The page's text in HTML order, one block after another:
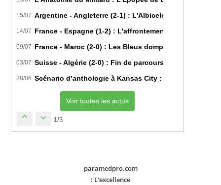
15/07 Argentine - Angleterre (2-1) : L'Albiceleste renverse
14/07 France - Espagne (1-2) : L'affrontement tactique
09/07 France - Maroc (2-0) : Les Bleus domptent les Lions
03/07 Suisse - Algérie (2-0) : Fin de parcours pour les
28/06 Scénario d’anthologie à Kansas City : L’Algérie
Voir toutes les actus
1/3
paramedpro.com
: L'excellence